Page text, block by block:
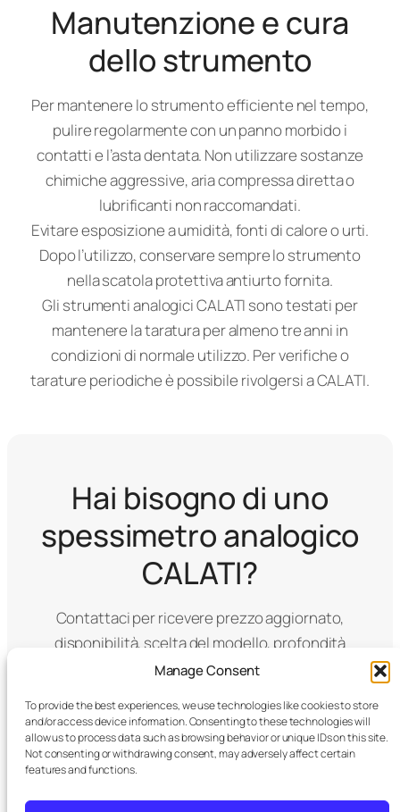
Manage Consent
To provide the best experiences, we use technologies like cookies to store
and/or access device information. Consenting to these technologies will
allow us to process data such as browsing behavior or unique IDs on this site.
Not consenting or withdrawing consent, may adversely affect certain
features and functions.
Manutenzione e cura
dello strumento
Per mantenere lo strumento efficiente nel tempo,
pulire regolarmente con un panno morbido i
contatti e l’asta dentata. Non utilizzare sostanze
chimiche aggressive, aria compressa diretta o
lubrificanti non raccomandati.
Evitare esposizione a umidità, fonti di calore o urti.
Dopo l’utilizzo, conservare sempre lo strumento
nella scatola protettiva antiurto fornita.
Gli strumenti analogici CALATI sono testati per
mantenere la taratura per almeno tre anni in
condizioni di normale utilizzo. Per verifiche o
tarature periodiche è possibile rivolgersi a CALATI.
Hai bisogno di uno
spessimetro analogico
CALATI?
Contattaci per ricevere prezzo aggiornato,
disponibilità, scelta del modello, profondità
corretta, contatti più adatti e configurazione
Richiedi informazioni